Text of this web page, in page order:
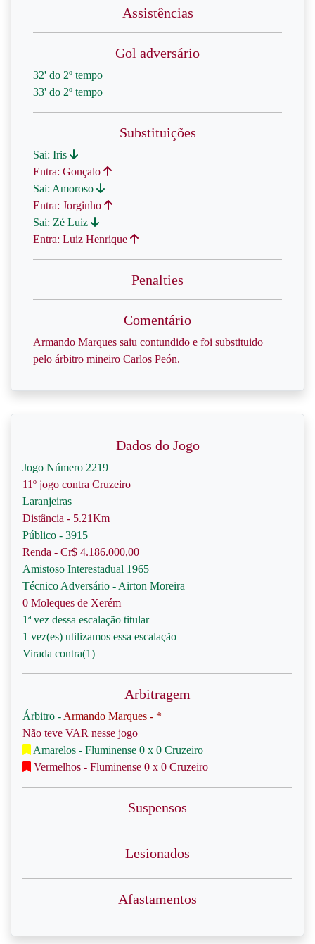
Assistências
Gol adversário
32' do 2º tempo
33' do 2º tempo
Substituições
Sai: Iris
Entra: Gonçalo
Sai: Amoroso
Entra: Jorginho
Sai: Zé Luiz
Entra: Luiz Henrique
Penalties
Comentário
Armando Marques saiu contundido e foi substituido
pelo árbitro mineiro Carlos Peón.
Dados do Jogo
Jogo Número 2219
11º jogo contra Cruzeiro
Laranjeiras
Distância - 5.21Km
Público - 3915
Renda - Cr$ 4.186.000,00
Amistoso Interestadual 1965
Técnico Adversário - Airton Moreira
0 Moleques de Xerém
1ª vez dessa escalação titular
1 vez(es) utilizamos essa escalação
Virada contra(1)
Arbitragem
Árbitro - Armando Marques - *
Não teve VAR nesse jogo
Amarelos - Fluminense 0 x 0 Cruzeiro
Vermelhos - Fluminense 0 x 0 Cruzeiro
Suspensos
Lesionados
Afastamentos